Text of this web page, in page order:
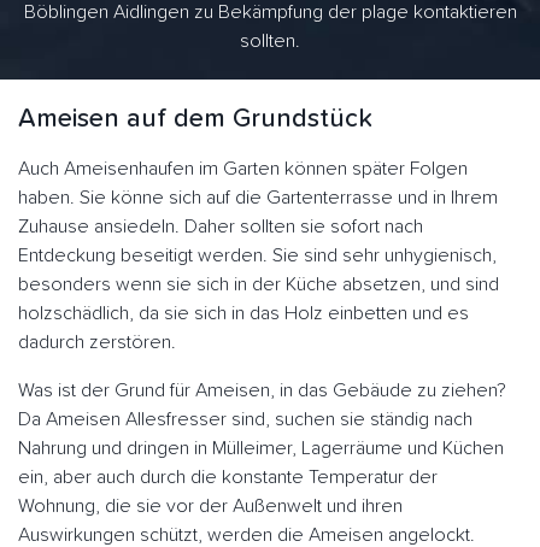
Böblingen Aidlingen zu Bekämpfung der plage kontaktieren
sollten.
Ameisen auf dem Grundstück
Auch Ameisenhaufen im Garten können später Folgen
haben. Sie könne sich auf die Gartenterrasse und in Ihrem
Zuhause ansiedeln. Daher sollten sie sofort nach
Entdeckung beseitigt werden. Sie sind sehr unhygienisch,
besonders wenn sie sich in der Küche absetzen, und sind
holzschädlich, da sie sich in das Holz einbetten und es
dadurch zerstören.
Was ist der Grund für Ameisen, in das Gebäude zu ziehen?
Da Ameisen Allesfresser sind, suchen sie ständig nach
Nahrung und dringen in Mülleimer, Lagerräume und Küchen
ein, aber auch durch die konstante Temperatur der
Wohnung, die sie vor der Außenwelt und ihren
Auswirkungen schützt, werden die Ameisen angelockt.